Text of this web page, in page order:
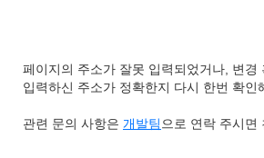
페이지의 주소가 잘못 입력되었거나, 변
입력하신 주소가 정확한지 다시 한번 확인
관련 문의 사항은 개발팀 으로 연락 주시면